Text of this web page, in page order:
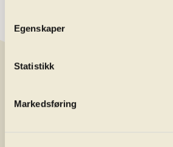
Egenskaper
Statistikk
Markedsføring
Newsletter
Get the latest news by joining